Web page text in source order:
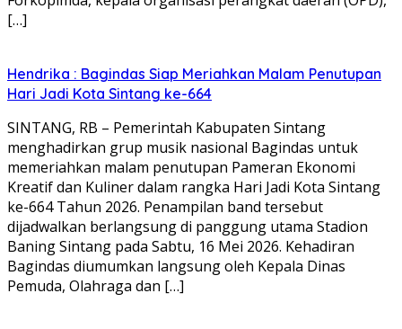
[…]
Hendrika : Bagindas Siap Meriahkan Malam Penutupan
Hari Jadi Kota Sintang ke-664
SINTANG, RB – Pemerintah Kabupaten Sintang
menghadirkan grup musik nasional Bagindas untuk
memeriahkan malam penutupan Pameran Ekonomi
Kreatif dan Kuliner dalam rangka Hari Jadi Kota Sintang
ke-664 Tahun 2026. Penampilan band tersebut
dijadwalkan berlangsung di panggung utama Stadion
Baning Sintang pada Sabtu, 16 Mei 2026. Kehadiran
Bagindas diumumkan langsung oleh Kepala Dinas
Pemuda, Olahraga dan […]